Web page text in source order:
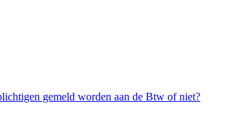
gemeld worden aan de Btw of niet?